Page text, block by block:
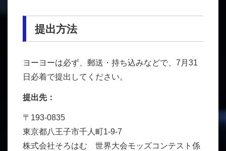
提出方法
ヨーヨーは必ず、郵送・持ち込みなどで、7月31
日必着で提出してください。
提出先：
〒193-0835
東京都八王子市千人町1-9-7
株式会社そろはむ 世界大会モッズコンテスト係